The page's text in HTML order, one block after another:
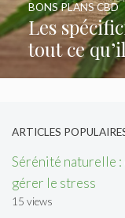
Les
tout ce
BONS PLANS CBD
ARTICLES
Sérénité naturelle :
gérer le stress
15 views